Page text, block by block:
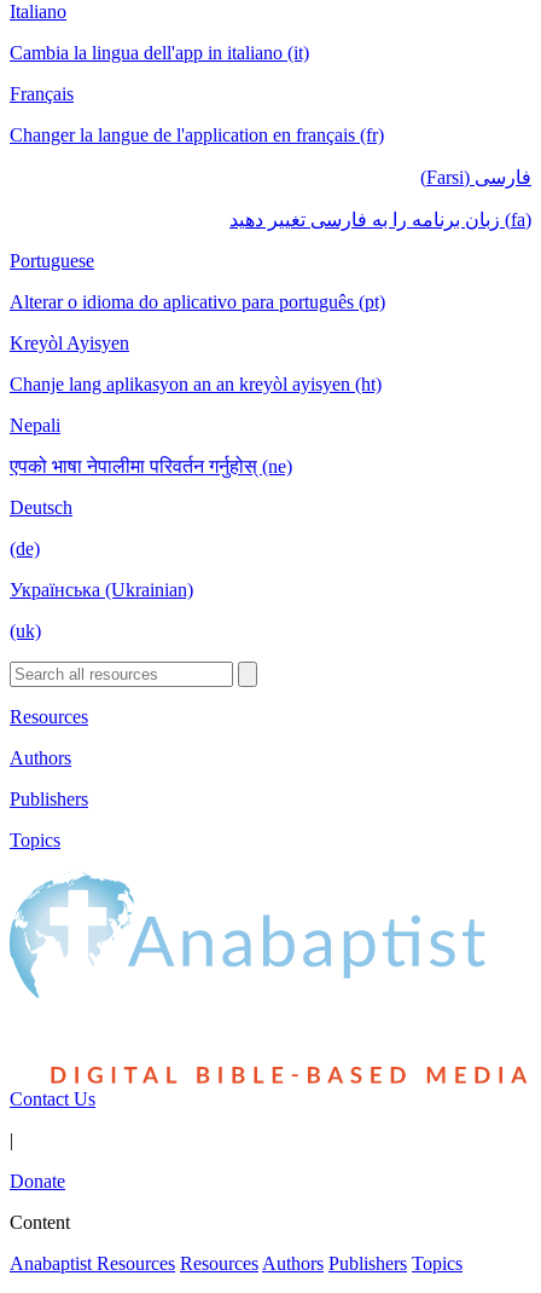
Italiano
Cambia la lingua dell'app in italiano (it)
Français
Changer la langue de l'application en français (fr)
فارسی (Farsi)
(fa) زبان برنامه را به فارسی تغییر دهید
Portuguese
Alterar o idioma do aplicativo para português (pt)
Kreyòl Ayisyen
Chanje lang aplikasyon an an kreyòl ayisyen (ht)
Nepali
एपको भाषा नेपालीमा परिवर्तन गर्नुहोस् (ne)
Deutsch
(de)
Українська (Ukrainian)
(uk)
Resources
Authors
Publishers
Topics
Contact Us
|
Donate
Content
Anabaptist Resources ResourcesAuthors Publishers Topics